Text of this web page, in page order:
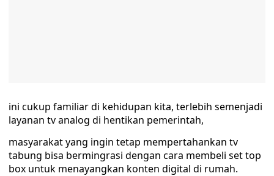
ini cukup familiar di kehidupan kita, terlebih semenjadi
layanan tv analog di hentikan pemerintah,
masyarakat yang ingin tetap mempertahankan tv
tabung bisa bermingrasi dengan cara membeli set top
box untuk menayangkan konten digital di rumah.